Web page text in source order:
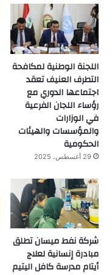
اللجنة الوطنية لمكافحة
التطرف العنيف تعقد
اجتماعها الدوري مع
رؤساء اللجان الفرعية
في الوزارات
والمؤسسات والهيئات
الحكومية
29 أغسطس، 2025
شركة نفط ميسان تطلق
مبادرة إنسانية لعلاج
أيتام مدرسة كافل اليتيم